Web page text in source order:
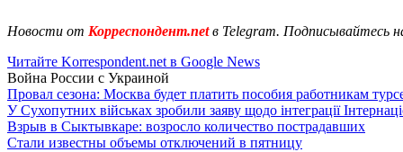
Новости от Корреспондент.netв Telegram. Подписывайтесь
Читайте Korrespondent.net в Google News
Война России с Украиной
Провал сезона: Москва будет платить пособия работникам
У Сухопутних військах зробили заяву щодо інтеграції
Взрыв в Сыктывкаре: возросло количество пострадавших
Стали известны объемы отключений в пятницу